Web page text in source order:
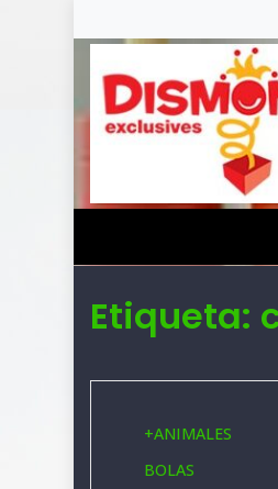
Etiqueta:
+ANIMALES
BOLAS